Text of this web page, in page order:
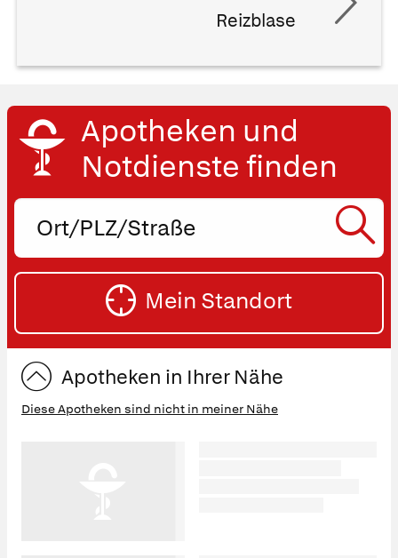
Reizblase
Apotheken und
Notdienste finden
Ort,
oder
Straße
Mein Standort
Apotheken in Ihrer Nähe
Diese Apotheken sind nicht in meiner Nähe